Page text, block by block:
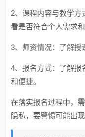
2、课程内容与教学方
看是否符合个人需求和
3、师资情况：了解授
4、报名方式：了解报
和便捷。
在落实报名过程中，
隐私，要警惕可能出